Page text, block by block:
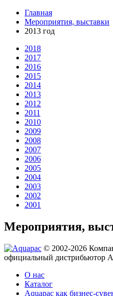
Главная
Мероприятия, выставки
2013 год
2018
2017
2016
2015
2014
2013
2012
2011
2010
2009
2008
2007
2006
2005
2004
2003
2002
2001
Мероприятия,
© 2002-2026
официальный дистрибьютор
О нас
Каталог
Aquapac как бизнес-